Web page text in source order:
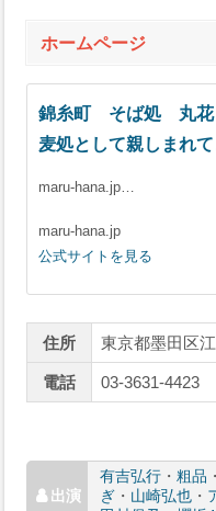
ホームページ
錦糸町 そば処 丸花 |
麦処として親しまれて
maru-hana.jp…
maru-hana.jp
公式サイトを見る
住所 東京都墨田区
電話 03-3631-4423
有吉弘行・ 粗品 ・
ぎ・ 山崎弘也・